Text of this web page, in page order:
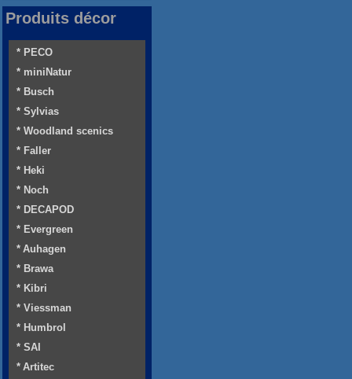
Produits décor
* PECO
* miniNatur
* Busch
* Sylvias
* Woodland scenics
* Faller
* Heki
* Noch
* DECAPOD
* Evergreen
* Auhagen
* Brawa
* Kibri
* Viessman
* Humbrol
* SAI
* Artitec